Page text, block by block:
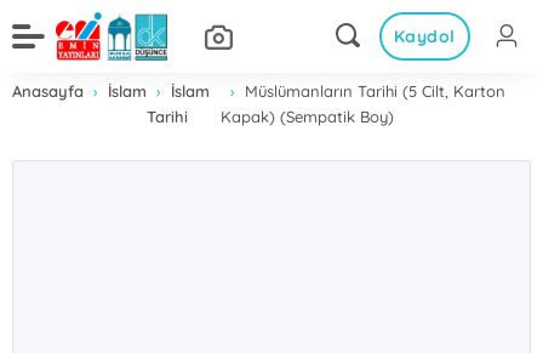
Kaydol
Anasayfa İslam
İslam
Tarihi
Müslümanların Tarihi (5 Cilt, Karton
Kapak) (Sempatik Boy)